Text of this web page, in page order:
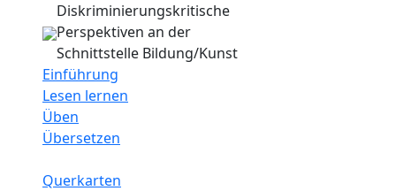
Diskriminierungskritische
Perspektiven an der
Schnittstelle Bildung/Kunst
Einführung
Lesen lernen
Üben
Übersetzen
Querkarten